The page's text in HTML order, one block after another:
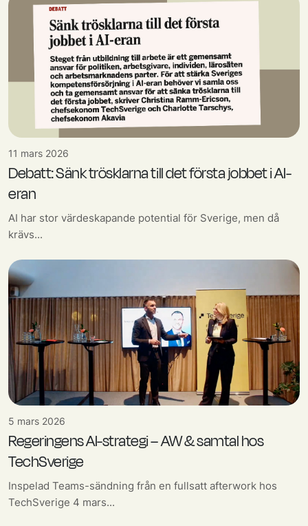
11 mars 2026
Debatt: Sänk trösklarna till det första jobbet i AI-
eran
AI har stor värdeskapande potential för Sverige, men då
krävs...
5 mars 2026
Regeringens AI-strategi – AW & samtal hos
TechSverige
Inspelad Teams-sändning från en fullsatt afterwork hos
TechSverige 4 mars...